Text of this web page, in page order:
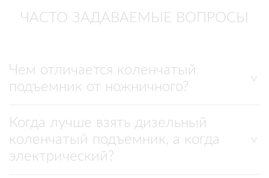
ЧАСТО ЗАДАВАЕМЫЕ ВОПРОСЫ
Чем отличается коленчатый
подъемник от ножничного?
Когда лучше взять дизельный
коленчатый подъемник, а когда
электрический?